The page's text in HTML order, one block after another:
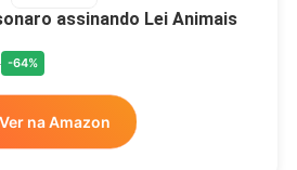
assinando Lei Animais
-64%
Ver na Amazon